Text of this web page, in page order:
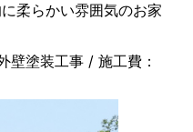
柔らかい雰囲気のお家
壁塗装工事 / 施工費：